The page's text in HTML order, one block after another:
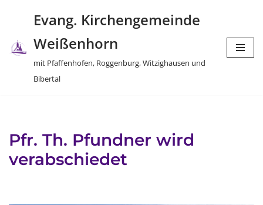
Inhalt
springen
Evang. Kirchengemeinde
Weißenhorn
mit Pfaffenhofen, Roggenburg, Witzighausen und
Bibertal
Pfr. Th. Pfundner wird
verabschiedet